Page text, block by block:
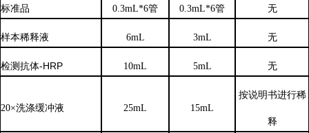
标准品 0.3mL*6管 0.3mL*6管 无
样本稀释液 6mL 3mL 无
检测抗体-HRP 10mL 5mL 无
20×洗涤缓冲液 25mL 15mL
按说明书进行稀
释